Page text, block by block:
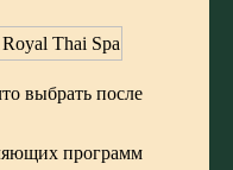
выбрать после
программ